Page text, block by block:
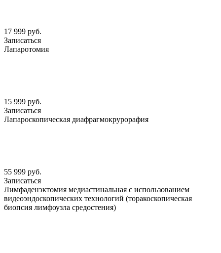
17 999 руб.
Записаться
Лапаротомия
15 999 руб.
Записаться
Лапароскопическая диафрагмокрурорафия
55 999 руб.
Записаться
Лимфаденэктомия медиастинальная с использованием
видеоэндоскопических технологий (торакоскопическая
биопсия лимфоузла средостения)